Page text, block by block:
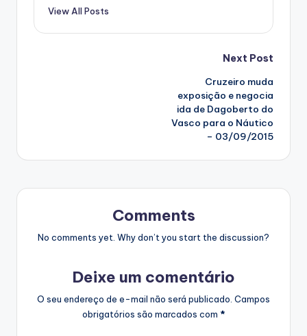
View All Posts
Next Post
Cruzeiro muda
exposição e negocia
ida de Dagoberto do
Vasco para o Náutico
– 03/09/2015
Comments
No comments yet. Why don’t you start the discussion?
Deixe um comentário
O seu endereço de e-mail não será publicado. Campos
obrigatórios são marcados com *